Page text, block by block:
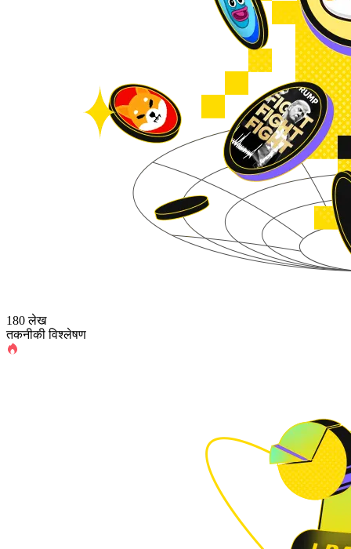
180 लेख
तकनीकी विश्लेषण